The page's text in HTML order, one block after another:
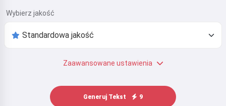
Wybierz jakość
Zaawansowane ustawienia
Generuj Tekst 9